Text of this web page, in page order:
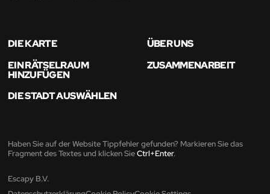
DIE KARTE
ÜBER UNS
EIN RÄTSELRAUM
HINZUFÜGEN
ZUSAMMENARBEIT
DIE STADT AUSWÄHLEN
Haben Sie auf der Website Tippfehler gefunden? Markieren Sie das
Fragment des Textes und klicken SieCtrl+Enter.
Escapy B.V.